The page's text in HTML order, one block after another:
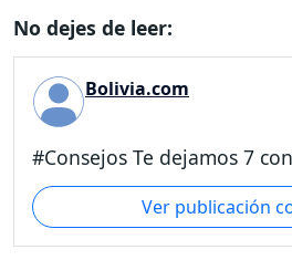
No dejes de leer:
Bolivia.com
#Consejos Te dejamos 7
Ver publicación